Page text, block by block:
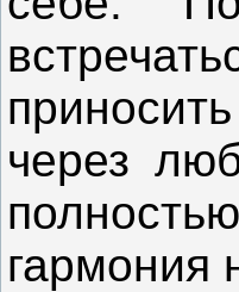
через
гармония